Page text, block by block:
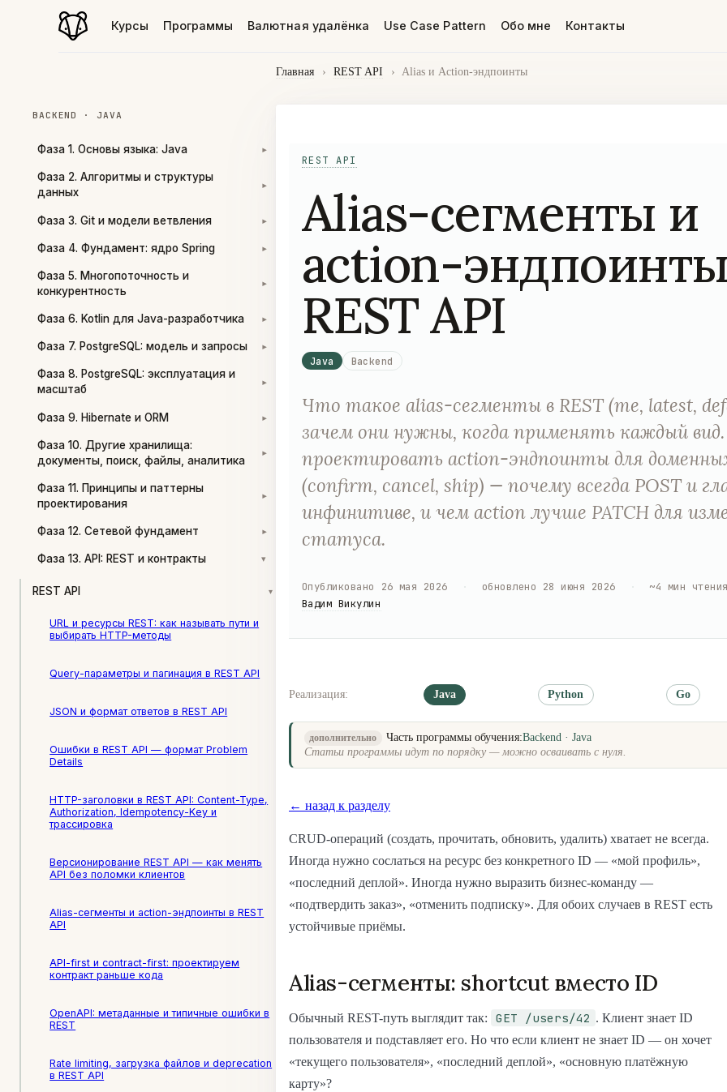
Курсы Программы Валютная удалёнка Use Case Pattern Обо мне Контакты
BACKEND · JAVA
Фаза 1. Основы языка: Java ▾
Фаза 2. Алгоритмы и структуры
данных
▾
Фаза 3. Git и модели ветвления ▾
Фаза 4. Фундамент: ядро Spring ▾
Фаза 5. Многопоточность и
конкурентность
▾
Фаза 6. Kotlin для Java-разработчика ▾
Фаза 7. PostgreSQL: модель и запросы ▾
Фаза 8. PostgreSQL: эксплуатация и
масштаб
▾
Фаза 9. Hibernate и ORM ▾
Фаза 10. Другие хранилища:
документы, поиск, файлы, аналитика
▾
Фаза 11. Принципы и паттерны
проектирования
▾
Фаза 12. Сетевой фундамент ▾
Фаза 13. API: REST и контракты ▾
REST API ▾
URL и ресурсы REST: как называть пути и
выбирать HTTP-методы
Query-параметры и пагинация в REST API
JSON и формат ответов в REST API
Ошибки в REST API — формат Problem
Details
HTTP-заголовки в REST API: Content-Type,
Authorization, Idempotency-Key и
трассировка
Версионирование REST API — как менять
API без поломки клиентов
Alias-сегменты и action-эндпоинты в REST
API
API-first и contract-first: проектируем
контракт раньше кода
OpenAPI: метаданные и типичные ошибки в
REST
Rate limiting, загрузка файлов и deprecation
в REST API
Главная › REST API › Alias и Action-эндпоинты
REST API
Alias-сегменты и
action-
REST API
Java Backend
Что такое alias-сегменты в REST (me, latest,
зачем они нужны, когда применять каждый
проектировать action-эндпоинты для
(confirm, cancel, ship) — почему всегда POST и
инфинитиве, и чем action лучше PATCH для
статуса.
Опубликовано 26 мая 2026 обновлено 28 июня 2026 ~4 мин
Вадим Викулин
Реализация: Java Python Go
дополнительно Часть программы обучения:Backend · Java
Статьи программы идут по порядку — можно осваивать с нуля.
← назад к разделу
CRUD-операций (создать, прочитать, обновить, удалить) хватает не всегда.
Иногда нужно сослаться на ресурс без конкретного ID — «мой профиль»,
«последний деплой». Иногда нужно выразить бизнес-команду —
«подтвердить заказ», «отменить подписку». Для обоих случаев в REST есть
устойчивые приёмы.
Alias-сегменты: shortcut вместо ID
Обычный REST-путь выглядит так: GET /users/42 . Клиент знает ID
пользователя и подставляет его. Но что если клиент не знает ID — он хочет
«текущего пользователя», «последний деплой», «основную платёжную
карту»?